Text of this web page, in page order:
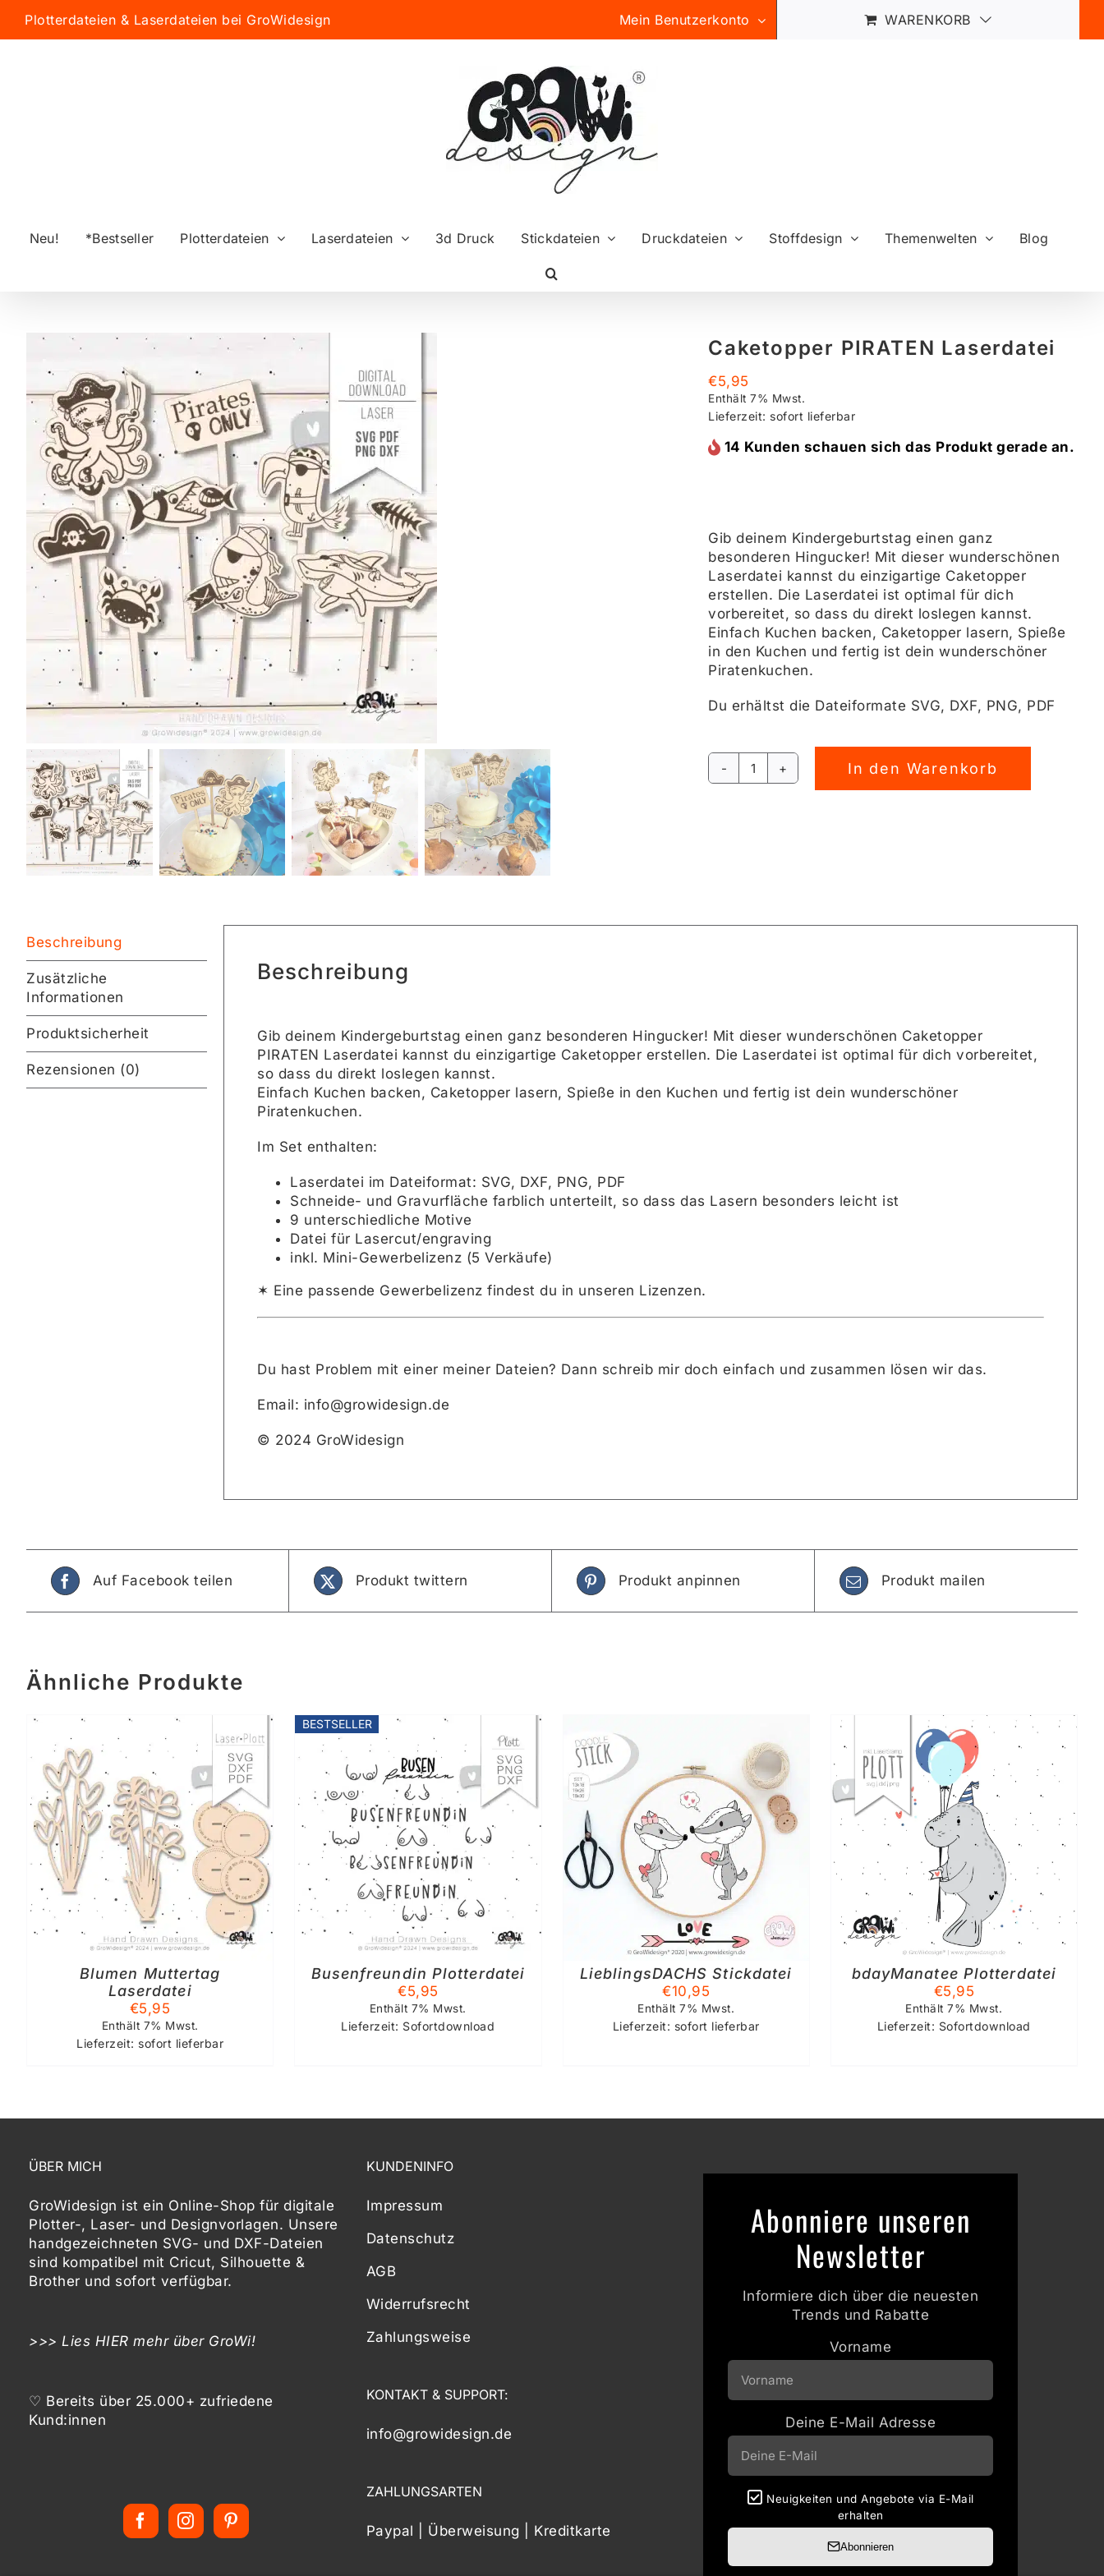
InhaltPlotterdateien & Laserdateien bei GroWidesign Mein Benutzerkonto WARENKORB
Neu! *Bestseller Plotterdateien Laserdateien 3d Druck Stickdateien Druckdateien Stoffdesign Themenwelten Blog
Caketopper PIRATEN Laserdatei
€5,95
Enthält 7% Mwst.
Lieferzeit: sofort lieferbar
14 Kunden schauen sich das Produkt gerade an.
Gib deinem Kindergeburtstag einen ganz
besonderen Hingucker! Mit dieser wunderschönen
Laserdatei kannst du einzigartige Caketopper
erstellen. Die Laserdatei ist optimal für dich
vorbereitet, so dass du direkt loslegen kannst.
Einfach Kuchen backen, Caketopper lasern, Spieße
in den Kuchen und fertig ist dein wunderschöner
Piratenkuchen.
Du erhältst die Dateiformate SVG, DXF, PNG, PDF
Caketopper
In den Warenkorb
Alternative:
Beschreibung
Zusätzliche
Informationen
Produktsicherheit
Rezensionen (0)
Beschreibung
Gib deinem Kindergeburtstag einen ganz besonderen Hingucker! Mit dieser wunderschönen Caketopper
PIRATEN Laserdatei kannst du einzigartige Caketopper erstellen. Die Laserdatei ist optimal für dich vorbereitet,
so dass du direkt loslegen kannst.
Einfach Kuchen backen, Caketopper lasern, Spieße in den Kuchen und fertig ist dein wunderschöner
Piratenkuchen.
Im Set enthalten:
Laserdatei im Dateiformat: SVG, DXF, PNG, PDF
Schneide- und Gravurfläche farblich unterteilt, so dass das Lasern besonders leicht ist
9 unterschiedliche Motive
Datei für Lasercut/engraving
inkl. Mini-Gewerbelizenz (5 Verkäufe)
✶ Eine passende Gewerbelizenz findest du in unseren Lizenzen.
Du hast Problem mit einer meiner Dateien? Dann schreib mir doch einfach und zusammen lösen wir das.
Email: info@growidesign.de
© 2024 GroWidesign
Auf Facebook teilen Produkt twittern Produkt anpinnen Produkt mailen
Ähnliche Produkte
Blumen Muttertag
Laserdatei
€5,95
Enthält 7% Mwst.
Lieferzeit: sofort lieferbar
BESTSELLER
IN DEN WARENKORB
/
DETAILS
Busenfreundin Plotterdatei
€5,95
Enthält 7% Mwst.
Lieferzeit: Sofortdownload
IN DEN WARENKORB
DETAILS
LieblingsDACHS Stickdatei
€10,95
Enthält 7% Mwst.
Lieferzeit: sofort lieferbar
IN DEN WARENKORB
/
DETAILS
bdayManatee Plotterdatei
€5,95
Enthält 7% Mwst.
Lieferzeit: Sofortdownload
ÜBER MICH
GroWidesign ist ein Online-Shop für digitale
Plotter-, Laser- und Designvorlagen. Unsere
handgezeichneten SVG- und DXF-Dateien
sind kompatibel mit Cricut, Silhouette &
Brother und sofort verfügbar.
>>> Lies HIER mehr über GroWi!
♡ Bereits über 25.000+ zufriedene
Kund:innen
KUNDENINFO
Impressum
Datenschutz
AGB
Widerrufsrecht
Zahlungsweise
KONTAKT & SUPPORT:
info@growidesign.de
ZAHLUNGSARTEN
Paypal | Überweisung | Kreditkarte
Abonniere unseren
Newsletter
Informiere dich über die neuesten
Trends und Rabatte
Vorname
Deine E-Mail Adresse
Neuigkeiten und Angebote via E-Mail
erhalten
Abonnieren